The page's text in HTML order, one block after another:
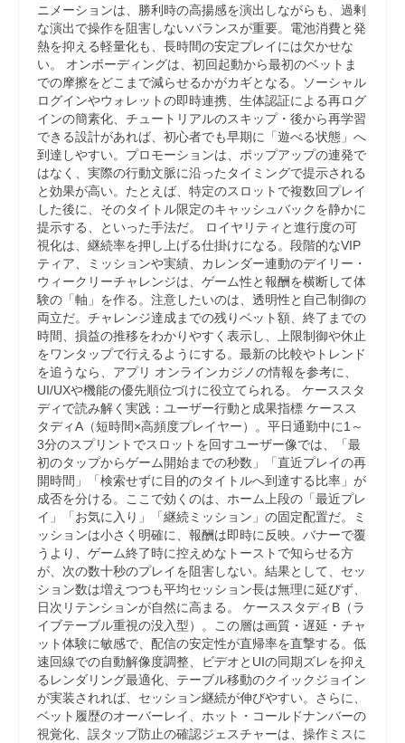
ニメーションは、勝利時の高揚感を演出しながらも、過剰
な演出で操作を阻害しないバランスが重要。電池消費と発
熱を抑える軽量化も、長時間の安定プレイには欠かせな
い。 オンボーディングは、初回起動から最初のベットま
での摩擦をどこまで減らせるかがカギとなる。ソーシャル
ログインやウォレットの即時連携、生体認証による再ログ
インの簡素化、チュートリアルのスキップ・後から再学習
できる設計があれば、初心者でも早期に「遊べる状態」へ
到達しやすい。プロモーションは、ポップアップの連発で
はなく、実際の行動文脈に沿ったタイミングで提示される
と効果が高い。たとえば、特定のスロットで複数回プレイ
した後に、そのタイトル限定のキャッシュバックを静かに
提示する、といった手法だ。 ロイヤリティと進行度の可
視化は、継続率を押し上げる仕掛けになる。段階的なVIP
ティア、ミッションや実績、カレンダー連動のデイリー・
ウィークリーチャレンジは、ゲーム性と報酬を横断して体
験の「軸」を作る。注意したいのは、透明性と自己制御の
両立だ。チャレンジ達成までの残りベット額、終了までの
時間、損益の推移をわかりやすく表示し、上限制御や休止
をワンタップで行えるようにする。最新の比較やトレンド
を追うなら、アプリ オンラインカジノの情報を参考に、
UI/UXや機能の優先順位づけに役立てられる。 ケーススタ
ディで読み解く実践：ユーザー行動と成果指標 ケースス
タディA（短時間×高頻度プレイヤー）。平日通勤中に1～
3分のスプリントでスロットを回すユーザー像では、「最
初のタップからゲーム開始までの秒数」「直近プレイの再
開時間」「検索せずに目的のタイトルへ到達する比率」が
成否を分ける。ここで効くのは、ホーム上段の「最近プレ
イ」「お気に入り」「継続ミッション」の固定配置だ。ミ
ッションは小さく明確に、報酬は即時に反映。バナーで覆
うより、ゲーム終了時に控えめなトーストで知らせる方
が、次の数十秒のプレイを阻害しない。結果として、セッ
ション数は増えつつも平均セッション長は無理に延びず、
日次リテンションが自然に高まる。 ケーススタディB（ラ
イブテーブル重視の没入型）。この層は画質・遅延・チャ
ット体験に敏感で、配信の安定性が直帰率を直撃する。低
速回線での自動解像度調整、ビデオとUIの同期ズレを抑え
るレンダリング最適化、テーブル移動のクイックジョイン
が実装されれば、セッション継続が伸びやすい。さらに、
ベット履歴のオーバーレイ、ホット・コールドナンバーの
視覚化、誤タップ防止の確認ジェスチャーは、操作ミスに